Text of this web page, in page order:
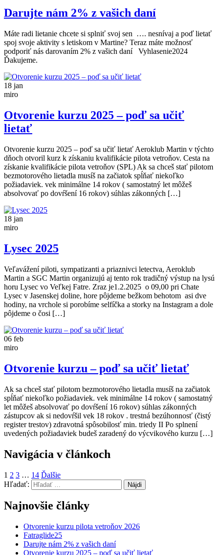
Darujte nám 2% z vašich daní
Máte radi lietanie chcete si splniť svoj sen …. nesnívaj a poď lietať
spoj svoje aktivity s letiskom v Martine? Teraz máte možnosť
podporiť nás darovaním 2% z vašich daní Vyhlasenie2024
Ďakujeme.
18 jan
miro
Otvorenie kurzu 2025 – poď sa učiť
lietať
Otvorenie kurzu 2025 – poď sa učiť lietať Aeroklub Martin v týchto
dňoch otvoril kurz k získaniu kvalifikácie pilota vetroňov. Cesta na
získanie kvalifikácie pilota vetroňov (SPL) Ak sa chceš stať pilotom
bezmotorového lietadla musíš na začiatok spĺňať niekoľko
požiadaviek. vek minimálne 14 rokov ( samostatný let môžeš
absolvovať po dovŕšení 16 rokov) súhlas zákonných […]
18 jan
miro
Lysec 2025
Veľavážení piloti, sympatizanti a priaznivci letectva, Aeroklub
Martin a SGC Martin organizujú aj tento rok tradičný výstup na lysú
horu Lysec vo Veľkej Fatre. Zraz je1.2.2025 o 09,00 pri Chate
Lysec v Jasenskej doline, hore pôjdeme bežkom behotom asi dve
hodiny, na vrchole si porobíme selfíčka a storky na Instagram a dole
pôjdeme o čosi […]
06 feb
miro
Otvorenie kurzu – poď sa učiť lietať
Ak sa chceš stať pilotom bezmotorového lietadla musíš na začiatok
spĺňať niekoľko požiadaviek. vek minimálne 14 rokov ( samostatný
let môžeš absolvovať po dovŕšení 16 rokov) súhlas zákonných
zástupcov ak si nedovŕšil vek 18 rokov . trestná bezúhonnosť (čistý
register trestov) zdravotná spôsobilosť min. triedy II Po splnení
uvedených požiadaviek budeš zaradený do výcvikového kurzu […]
Navigácia v článkoch
1 2 3 … 14 Ďalšie
Hľadať:
Najnovšie články
Otvorenie kurzu pilota vetroňov 2026
Fatraglide25
Darujte nám 2% z vašich daní
Otvorenie kurzu 2025 – poď sa učiť lietať